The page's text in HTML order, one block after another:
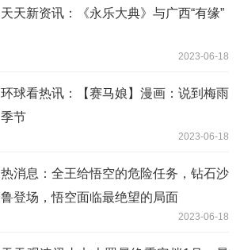
天天新资讯：《永乐大典》与广西“有缘”
2023-06-18
环球看热讯：【赛马娘】漫画：说到梅雨
季节
2023-06-18
热消息：全王给悟空的危险任务，钻石沙
鲁登场，悟空面临最绝望的局面
2023-06-18